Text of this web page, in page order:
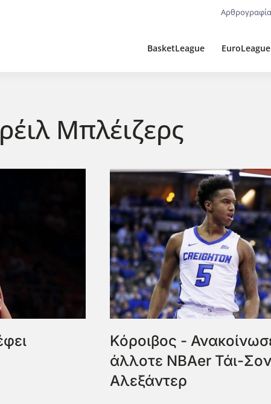
Αρθρογραφία
BasketLeague EuroLeague
Μπλέιζερς
Κόροιβος -
άλλοτε NBAer Τάι-Σον
Αλεξάντερ